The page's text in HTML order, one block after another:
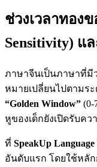
ช่วงเวลาทอง
Sensitivity) แ
ภาษาจีนเป็นภาษาที่มีว
หมายเปลี่ยนไปตามระ
“Golden Window” (0-
หูของเด็กยังเปิดรับค
ที่ SpeakUp
อันดับแรก โดยใช้หลั